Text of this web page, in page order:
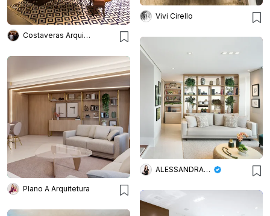
Vivi Cirello
Costaveras Arquitetos
ALESSANDRA BRAGGION ARQUITETURA & INTERIORES
Plano A Arquitetura